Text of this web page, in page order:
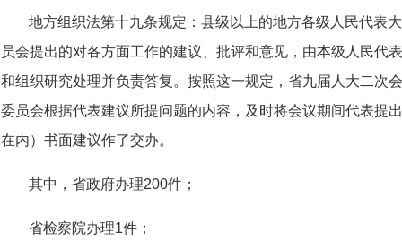
地方组织法第十九条规定：县级以上的地方各级人民代表
员会提出的对各方面工作的建议、批评和意见，由本级人民代
和组织研究处理并负责答复。按照这一规定，省九届人大二次
委员会根据代表建议所提问题的内容，及时将会议期间代表提
在内）书面建议作了交办。
其中，省政府办理200件；
省检察院办理1件；